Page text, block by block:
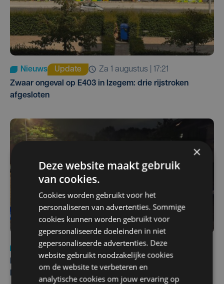
Nieuws Update
za 1 augustus | 17:21
Zwaar ongeval op E403 in Izegem: drie rijstroken
afgesloten
Nieuws
di 4 augustus | 09:32
Man en vrouw dood aangetroffen in woning in Sint-
×
Deze website maakt gebruik
van cookies.
Cookies worden gebruikt voor het
personaliseren van advertenties. Sommige
cookies kunnen worden gebruikt voor
gepersonaliseerde doeleinden in niet
gepersonaliseerde advertenties. Deze
website gebruikt noodzakelijke cookies
om de website te verbeteren en
analytische cookies om jouw ervaring op